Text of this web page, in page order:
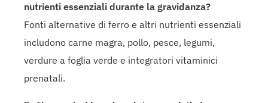
nutrienti essenziali durante la gravidanza?
Fonti alternative di ferro e altri nutrienti essenziali
includono carne magra, pollo, pesce, legumi,
verdure a foglia verde e integratori vitaminici
prenatali.